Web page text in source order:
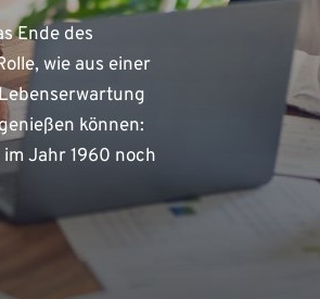
Ende des
wie aus einer
können:
Jahr 1960 noch